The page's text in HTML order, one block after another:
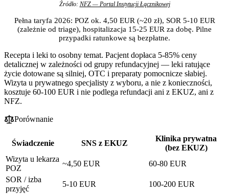
Źródło: NFZ — Portal Instytucji Łącznikowej
Pełna taryfa 2026: POZ ok. 4,50 EUR (~20 zł), SOR 5-10 EUR
(zależnie od triage), hospitalizacja 15-25 EUR za dobę. Pilne
przypadki ratunkowe są bezpłatne.
Recepta i leki to osobny temat. Pacjent dopłaca 5-85% ceny
detalicznej w zależności od grupy refundacyjnej — leki ratujące
życie dotowane są silniej, OTC i preparaty pomocnicze słabiej.
Wizyta u prywatnego specjalisty z wyboru, a nie z konieczności,
kosztuje 60-100 EUR i nie podlega refundacji ani z EKUZ, ani z
NFZ.
Porównanie
Świadczenie SNS z EKUZ
Klinika prywatna
(bez EKUZ)
Wizyta u lekarza
POZ
~4,50 EUR
60-80 EUR
SOR / izba
przyjęć
5-10 EUR
100-200 EUR